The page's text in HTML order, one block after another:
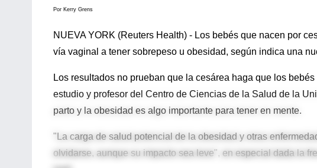
Por Kerry Grens
NUEVA YORK (Reuters Health) - Los bebés que nacen por
vía vaginal a tener sobrepeso u obesidad, según indica una
Los resultados no prueban que la cesárea haga que los
estudio y profesor del Centro de Ciencias de la Salud de la
parto y la obesidad es algo importante para tener en mente.
"La carga de salud potencial de la obesidad y otras
olvidarse, aunque su impacto sea leve", en especial dada la